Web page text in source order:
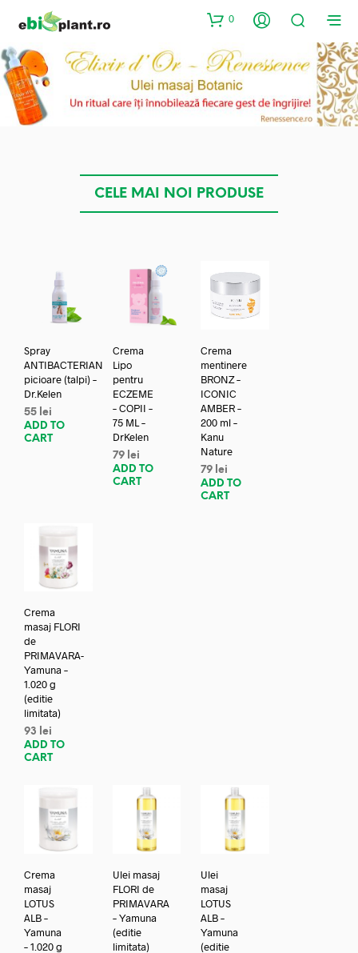
0
CELE MAI NOI PRODUSE
Spray
ANTIBACTERIAN
picioare (talpi) –
Dr.Kelen
55 lei
ADD TO
CART
Crema
Lipo
pentru
ECZEME
– COPII –
75 ML –
DrKelen
79 lei
ADD TO
CART
Crema
mentinere
BRONZ –
ICONIC
AMBER –
200 ml –
Kanu
Nature
79 lei
ADD TO
CART
Crema
masaj FLORI
de
PRIMAVARA-
Yamuna –
1.020 g
(editie
limitata)
93
lei
ADD TO
CART
Crema
masaj
LOTUS
ALB –
Yamuna
– 1.020 g
Ulei masaj
FLORI de
PRIMAVARA
– Yamuna
(editie
limitata)
Ulei
masaj
LOTUS
ALB –
Yamuna
(editie